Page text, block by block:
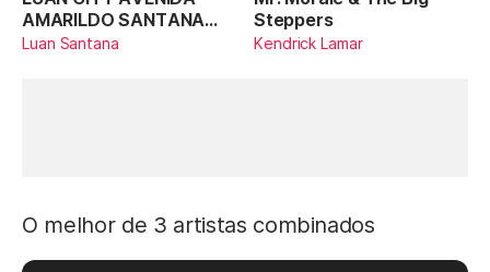
AMARILDO SANTANA
(Ao Vivo)
Luan Santana
Steppers
Kendrick Lamar
O melhor de 3 artistas combinados